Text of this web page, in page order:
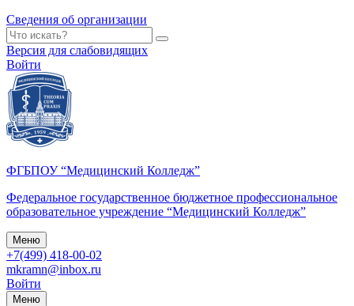
Сведения об организации
Версия для слабовидящих
Войти
ФГБПОУ “Медицинский Колледж”
Федеральное государственное бюджетное профессиональное
образовательное учреждение “Медицинский Колледж”
Меню
+7(499) 418-00-02
mkramn@inbox.ru
Войти
Меню